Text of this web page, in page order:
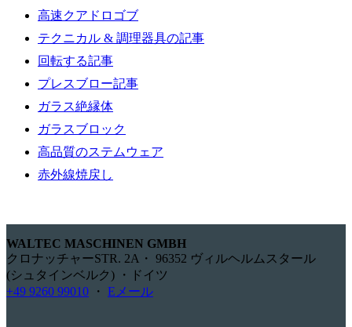
高速クアドロゴブ
テクニカル & 調理器具の記事
回転する記事
プレスブロー記事
ガラス絶縁体
ガラスブロック
高品質のステムウェア
赤外線焼戻し
WALTEC MASCHINEN GMBH
クロナッチャーSTR. 2A・ 96352 ヴィルヘルムスタール
(シュタインベルク) ・ドイツ
+49 9260 99010 ・ Eメール